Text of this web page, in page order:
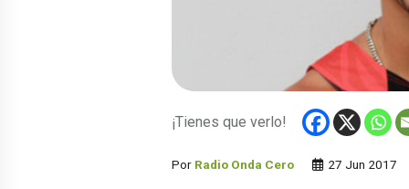
¡Tienes que verlo!
Por Radio Onda Cero 27 Jun 2017